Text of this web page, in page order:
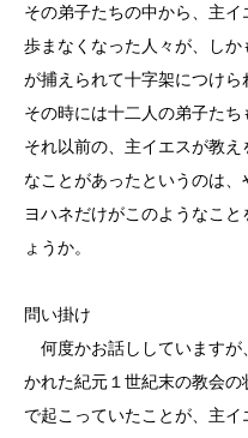
その弟子たちの中から、主
歩まなくなった人々が、し
が捕えられて十字架につけら
その時には十二人の弟子たち
それ以前の、主イエスが教
なことがあったというのは、
ヨハネだけがこのようなこ
ょうか。
問い掛け
何度かお話ししていますが
かれた紀元１世紀末の教会
で起こっていたことが、主